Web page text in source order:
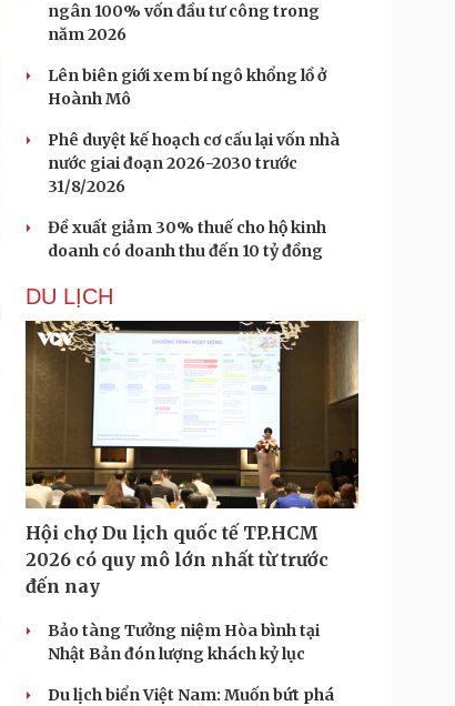
ngân 100% vốn đầu tư công trong
năm 2026
Lên biên giới xem bí ngô khổng lồ ở
Hoành Mô
Phê duyệt kế hoạch cơ cấu lại vốn nhà
nước giai đoạn 2026-2030 trước
31/8/2026
Đề xuất giảm 30% thuế cho hộ kinh
doanh có doanh thu đến 10 tỷ đồng
DU LỊCH
Hội chợ Du lịch quốc tế TP.HCM
2026 có quy mô lớn nhất từ trước
đến nay
Bảo tàng Tưởng niệm Hòa bình tại
Nhật Bản đón lượng khách kỷ lục
Du lịch biển Việt Nam: Muốn bứt phá